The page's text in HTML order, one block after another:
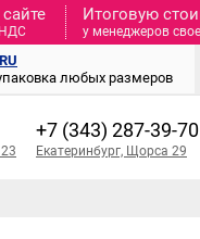
НДС
Итоговую
у менеджеров
любых размеров
+7 (343) 287-39-70
Екатеринбург, Щорса 29